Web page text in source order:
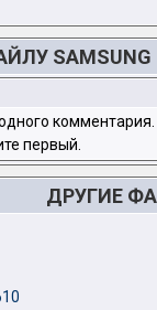
SAMSUNG
комментария.
первый.
ДРУГИЕ